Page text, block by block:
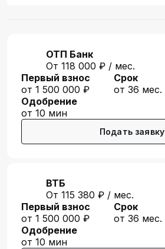
ОТП Банк
От 118 000 ₽ / мес.
Первый взнос
от 1 500 000 ₽
Срок
от 36 мес.
Одобрение
от 10 мин
Подать заявку
ВТБ
От 115 380 ₽ / мес.
Первый взнос
от 1 500 000 ₽
Срок
от 36 мес.
Одобрение
от 10 мин